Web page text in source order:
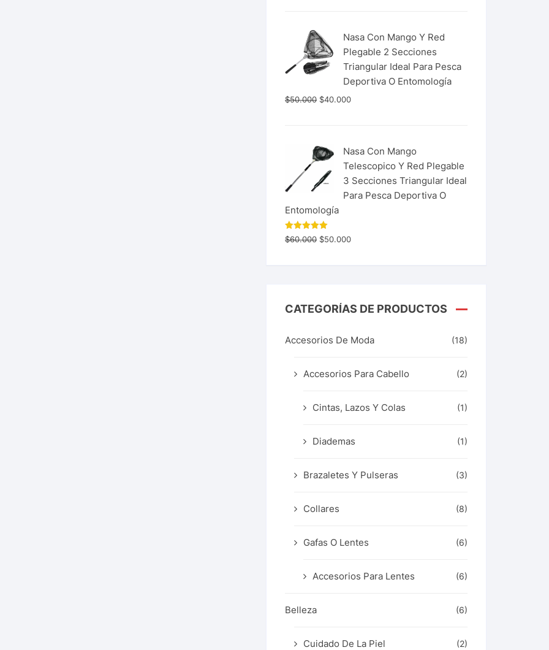
Nasa Con Mango Y Red
Plegable 2 Secciones
Triangular Ideal Para Pesca
Deportiva O Entomología
$50.000 $40.000
Nasa Con Mango
Telescopico Y Red Plegable
3 Secciones Triangular Ideal
Para Pesca Deportiva O
Entomología
Valorado
con 5.00
$60.000 $50.000
CATEGORÍAS DE PRODUCTOS
Accesorios De Moda (18)
Accesorios Para Cabello (2)
Cintas, Lazos Y Colas (1)
Diademas (1)
Brazaletes Y Pulseras (3)
Collares (8)
Gafas O Lentes (6)
Accesorios Para Lentes (6)
Belleza (6)
Cuidado De La Piel (2)